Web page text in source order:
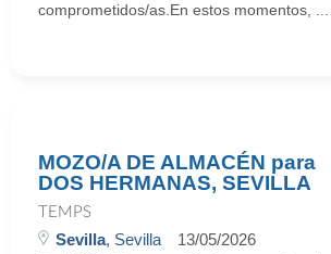
comprometidos/as.En estos momentos, ...
MOZO/A DE ALMACÉN para
DOS HERMANAS, SEVILLA
TEMPS
Sevilla, Sevilla 13/05/2026